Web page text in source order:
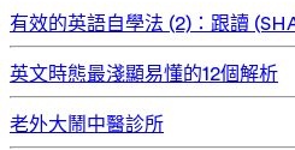
有效的英語自學法 (2)：跟讀
英文時態最淺顯易懂的12個解析
老外大鬧中醫診所